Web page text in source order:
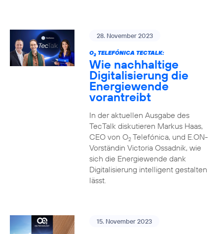
28. November 2023
O2TELEFÓNICA TECTALK:
Wie nachhaltige
Digitalisierung die
Energiewende
vorantreibt
In der aktuellen Ausgabe des
TecTalk diskutieren Markus Haas,
CEO von O2Telefónica, und E.ON-
Vorständin Victoria Ossadnik, wie
sich die Energiewende dank
Digitalisierung intelligent gestalten
lässt.
15. November 2023